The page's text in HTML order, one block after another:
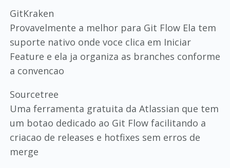
GitKraken
Provavelmente a melhor para Git Flow Ela tem
suporte nativo onde voce clica em Iniciar
Feature e ela ja organiza as branches conforme
a convencao
Sourcetree
Uma ferramenta gratuita da Atlassian que tem
um botao dedicado ao Git Flow facilitando a
criacao de releases e hotfixes sem erros de
merge